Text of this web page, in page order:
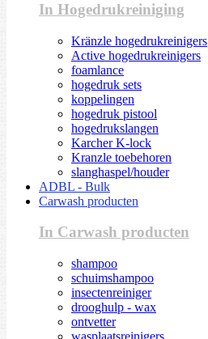
In Hogedrukreiniging
Kränzle hogedrukreinigers
Active hogedrukreinigers
foamlance
hogedruk sets
koppelingen
hogedruk pistool
hogedrukslangen
Karcher K-lock
Kranzle toebehoren
slanghaspel/houder
ADBL - Bulk
Carwash producten
In Carwash producten
shampoo
schuimshampoo
insectenreiniger
drooghulp - wax
ontvetter